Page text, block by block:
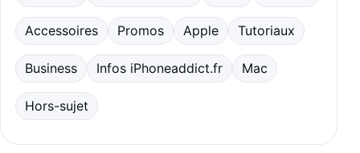
Accessoires Promos Apple Tutoriaux
Business Infos iPhoneaddict.fr Mac
Hors-sujet